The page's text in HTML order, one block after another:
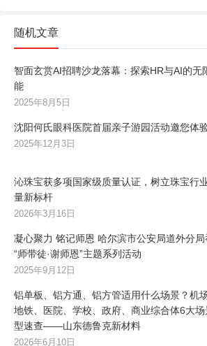
随机文章
智面玄赏AI招聘沙龙落幕：探索HR与AI的无
能​​
2025年8月5日
沈阳何氏眼科医院首届亲子游园活动邀您体
2025年12月3日
沁珠宝获多项国家级质量认证，树立珠宝行
量新标杆
2026年3月16日
凝心聚力 铭记师恩 哈尔滨市公安局道外分局
“师带徒·谢师恩”主题系列活动
2025年9月12日
铝单板、铝方通、铝方管适用什么场景？机场
地铁、医院、学校、政府、商业综合体6大场
型速查——山东德鲁克新材料
2026年6月10日